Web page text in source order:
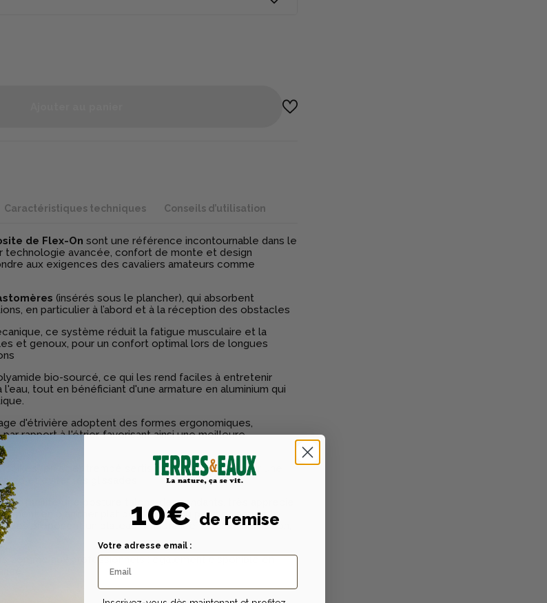
Caractéristiques techniques Conseils d’utilisation
de Flex-On sont une référence incontournable dans le
technologie avancée, confort de monte et design
aux exigences des cavaliers amateurs comme
(insérés sous le plancher), qui absorbent
en particulier à l’abord et à la réception des obstacles
ce système réduit la fatigue musculaire et la
et genoux, pour un confort optimal lors de longues
bio-sourcé, ce qui les rend faciles à entretenir
tout en bénéficiant d'une armature en aluminium qui
d'étrivière adoptent des formes ergonomiques,
rapport à l'étrier, favorisant ainsi une meilleure
en acier trempé sertis dans le plancher, pour une
et éviter les glissades
%)
facilite une posture talons-descendants, très apprécié
en
pour loisirs ou position naturelle
proposent un plateau “endurance” double inclinaison,
comme aux professionnels : également disponible en
10€ de remise
Votre adresse email :